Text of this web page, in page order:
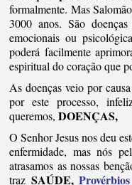
formalmente. Mas
3000 anos. São
emocionais ou
poderá facilmente
espiritual do coração que
As doenças veio por
por este processo,
queremos,DOENÇAS,
O Senhor Jesus nos deu
enfermidade, mas nós
atrasamos as nossas
traz SAÚDE,